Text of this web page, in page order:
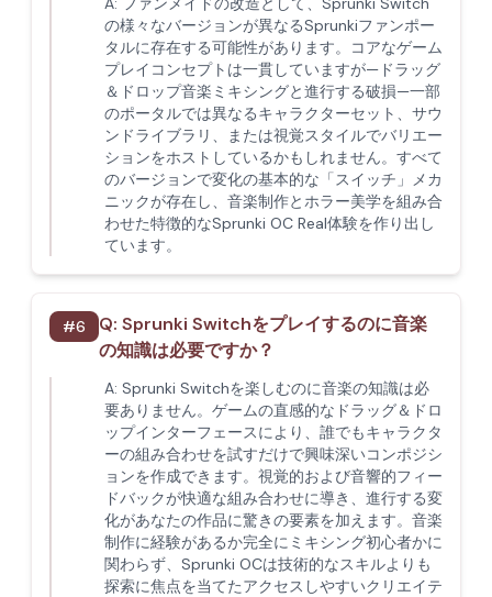
の様々なバージョンが異なるSprunkiファンポー
タルに存在する可能性があります。コアなゲーム
プレイコンセプトは一貫していますが—ドラッグ
＆ドロップ音楽ミキシングと進行する破損—一部
のポータルでは異なるキャラクターセット、サウ
ンドライブラリ、または視覚スタイルでバリエー
ションをホストしているかもしれません。すべて
のバージョンで変化の基本的な「スイッチ」メカ
ニックが存在し、音楽制作とホラー美学を組み合
わせた特徴的なSprunki OC Real体験を作り出し
ています。
#6 Q: Sprunki Switchをプレイするのに音楽
の知識は必要ですか？
A: Sprunki Switchを楽しむのに音楽の知識は必
要ありません。ゲームの直感的なドラッグ＆ドロ
ップインターフェースにより、誰でもキャラクタ
ーの組み合わせを試すだけで興味深いコンポジシ
ョンを作成できます。視覚的および音響的フィー
ドバックが快適な組み合わせに導き、進行する変
化があなたの作品に驚きの要素を加えます。音楽
制作に経験があるか完全にミキシング初心者かに
関わらず、Sprunki OCは技術的なスキルよりも
探索に焦点を当てたアクセスしやすいクリエイテ